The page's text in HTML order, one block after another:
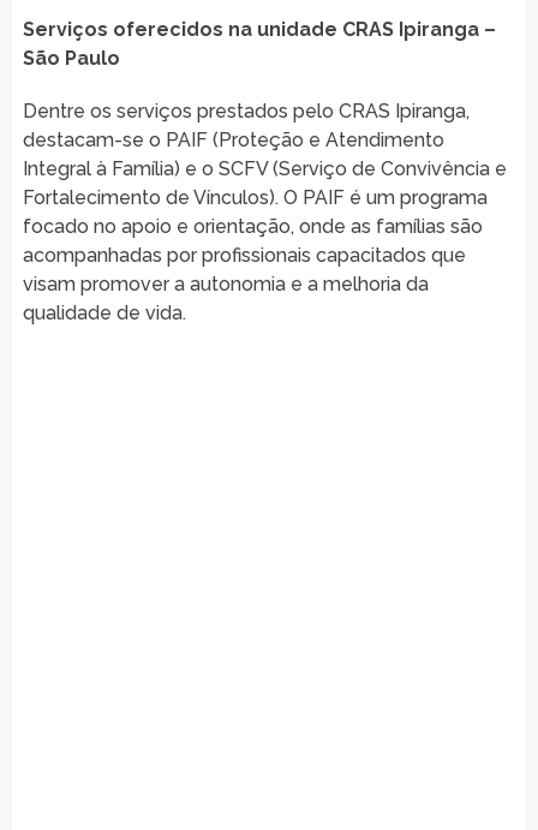
Serviços oferecidos na unidade CRAS Ipiranga –
São Paulo
Dentre os serviços prestados pelo CRAS Ipiranga,
destacam-se o PAIF (Proteção e Atendimento
Integral à Família) e o SCFV (Serviço de Convivência e
Fortalecimento de Vínculos). O PAIF é um programa
focado no apoio e orientação, onde as famílias são
acompanhadas por profissionais capacitados que
visam promover a autonomia e a melhoria da
qualidade de vida.